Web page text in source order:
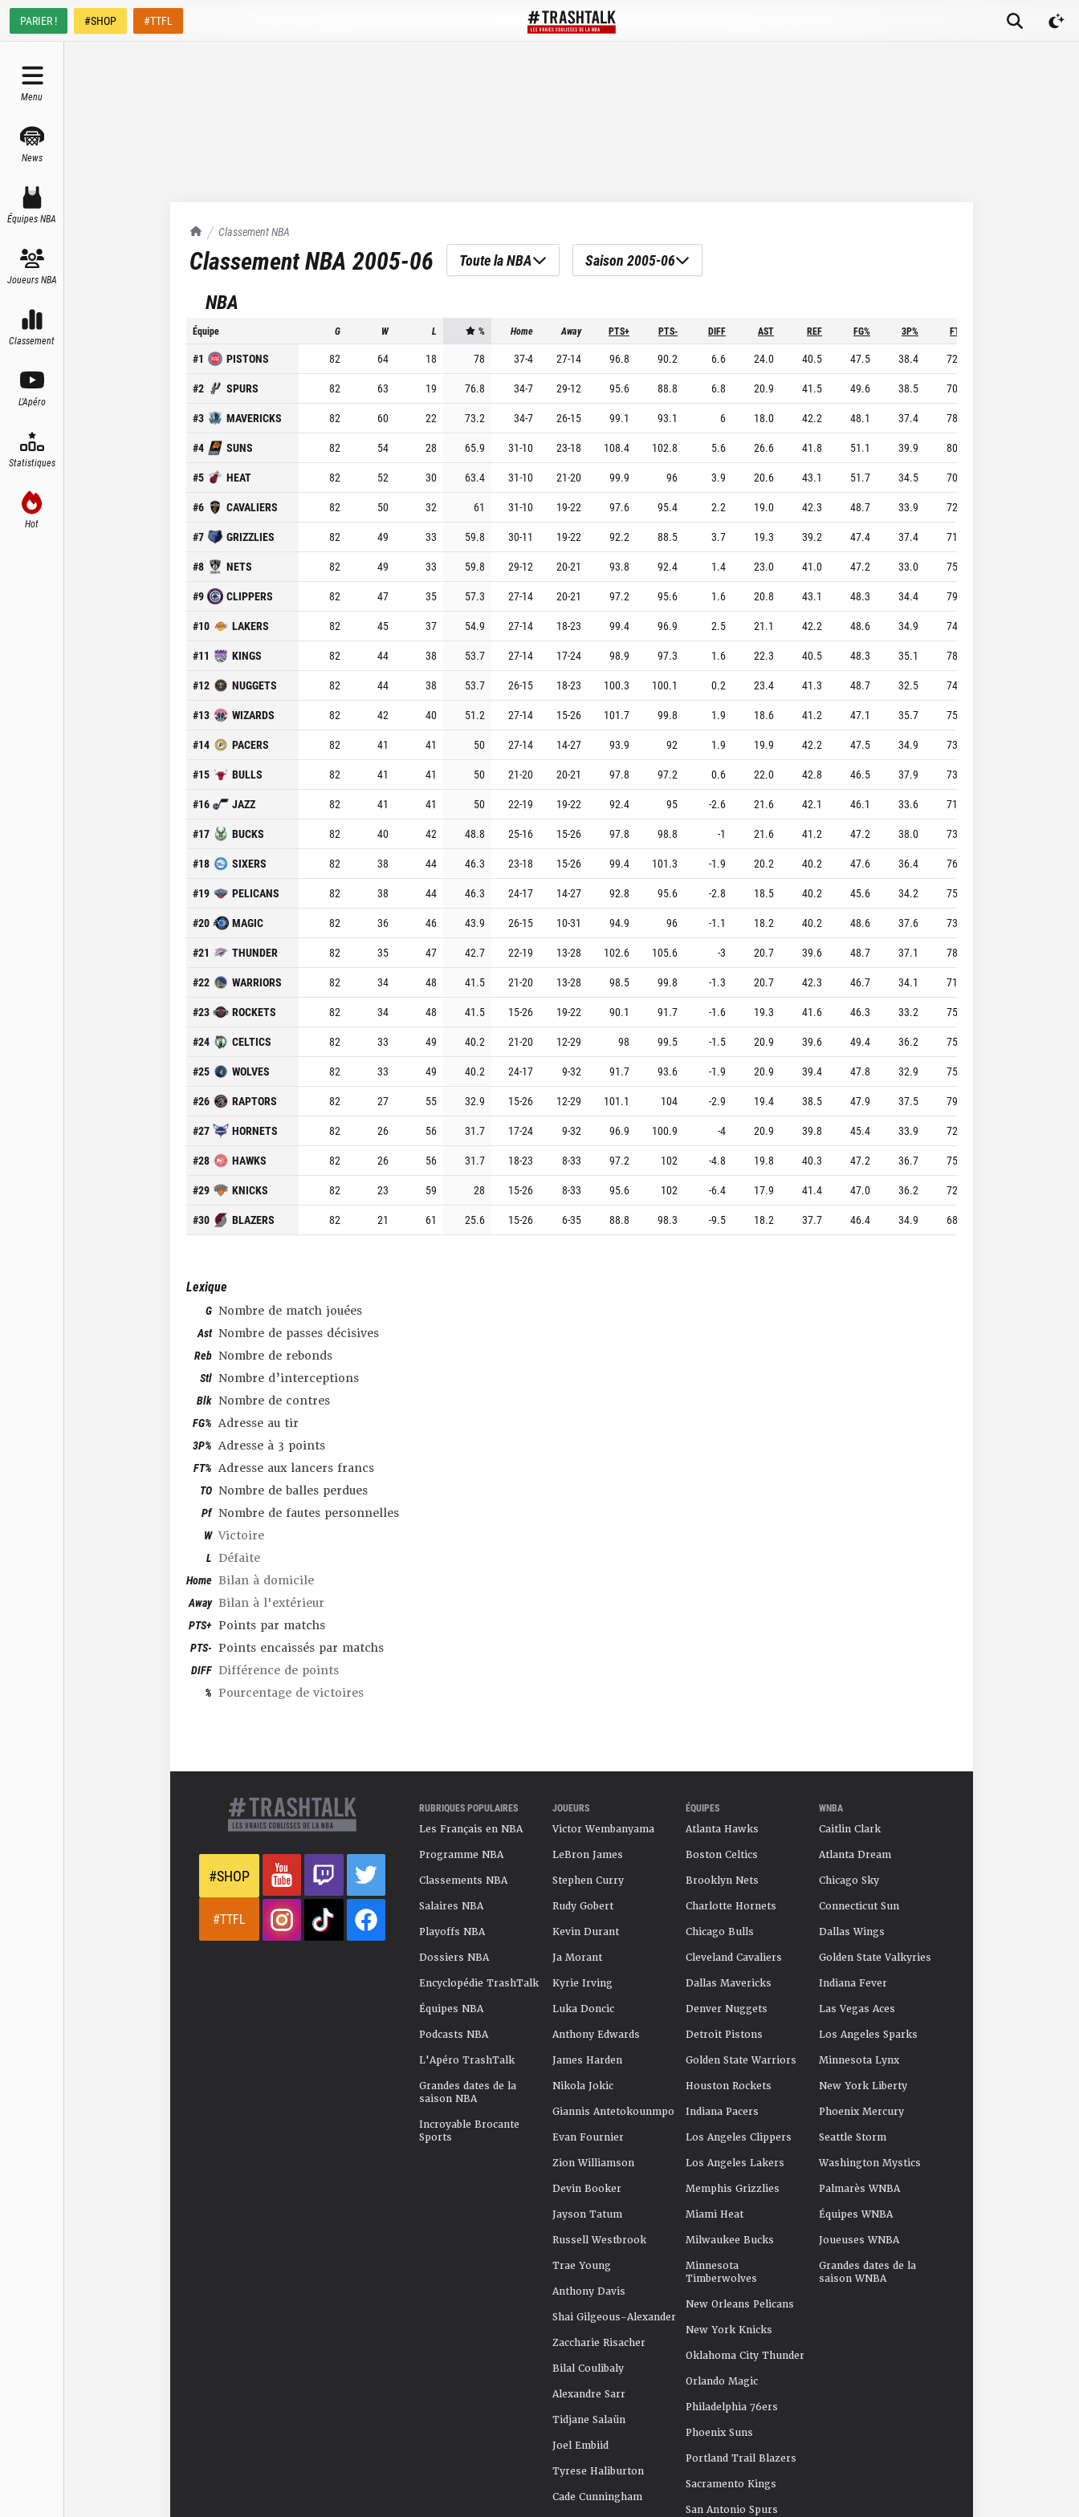
PARIER ! #SHOP #TTFL
Menu
News
Équipes NBA
Joueurs NBA
Classement
L'Apéro
Statistiques
Hot
TrashTalk Actu NBA
Classement NBA
Classement NBA 2005-06 Toute la NBA Saison 2005-06
NBA
Équipe G W L % Home Away PTS+ PTS- DIFF AST REF FG% 3P% FT%
#1 PISTONS 82 64 18 78 37-4 27-14 96.8 90.2 6.6 24.0 40.5 47.5 38.4 72.7
#2 SPURS 82 63 19 76.8 34-7 29-12 95.6 88.8 6.8 20.9 41.5 49.6 38.5 70.2
#3 MAVERICKS 82 60 22 73.2 34-7 26-15 99.1 93.1 6 18.0 42.2 48.1 37.4 78.3
#4 SUNS 82 54 28 65.9 31-10 23-18 108.4 102.8 5.6 26.6 41.8 51.1 39.9 80.6
#5 HEAT 82 52 30 63.4 31-10 21-20 99.9 96 3.9 20.6 43.1 51.7 34.5 70.0
#6 CAVALIERS 82 50 32 61 31-10 19-22 97.6 95.4 2.2 19.0 42.3 48.7 33.9 72.9
#7 GRIZZLIES 82 49 33 59.8 30-11 19-22 92.2 88.5 3.7 19.3 39.2 47.4 37.4 71.1
#8 NETS 82 49 33 59.8 29-12 20-21 93.8 92.4 1.4 23.0 41.0 47.2 33.0 75.8
#9 CLIPPERS 82 47 35 57.3 27-14 20-21 97.2 95.6 1.6 20.8 43.1 48.3 34.4 79.1
#10 LAKERS 82 45 37 54.9 27-14 18-23 99.4 96.9 2.5 21.1 42.2 48.6 34.9 74.5
#11 KINGS 82 44 38 53.7 27-14 17-24 98.9 97.3 1.6 22.3 40.5 48.3 35.1 78.4
#12 NUGGETS 82 44 38 53.7 26-15 18-23 100.3 100.1 0.2 23.4 41.3 48.7 32.5 74.4
#13 WIZARDS 82 42 40 51.2 27-14 15-26 101.7 99.8 1.9 18.6 41.2 47.1 35.7 75.7
#14 PACERS 82 41 41 50 27-14 14-27 93.9 92 1.9 19.9 42.2 47.5 34.9 73.7
#15 BULLS 82 41 41 50 21-20 20-21 97.8 97.2 0.6 22.0 42.8 46.5 37.9 73.8
#16 JAZZ 82 41 41 50 22-19 19-22 92.4 95 -2.6 21.6 42.1 46.1 33.6 71.9
#17 BUCKS 82 40 42 48.8 25-16 15-26 97.8 98.8 -1 21.6 41.2 47.2 38.0 73.8
#18 SIXERS 82 38 44 46.3 23-18 15-26 99.4 101.3 -1.9 20.2 40.2 47.6 36.4 76.0
#19 PELICANS 82 38 44 46.3 24-17 14-27 92.8 95.6 -2.8 18.5 40.2 45.6 34.2 75.8
#20 MAGIC 82 36 46 43.9 26-15 10-31 94.9 96 -1.1 18.2 40.2 48.6 37.6 73.0
#21 THUNDER 82 35 47 42.7 22-19 13-28 102.6 105.6 -3 20.7 39.6 48.7 37.1 78.5
#22 WARRIORS 82 34 48 41.5 21-20 13-28 98.5 99.8 -1.3 20.7 42.3 46.7 34.1 71.8
#23 ROCKETS 82 34 48 41.5 15-26 19-22 90.1 91.7 -1.6 19.3 41.6 46.3 33.2 75.9
#24 CELTICS 82 33 49 40.2 21-20 12-29 98 99.5 -1.5 20.9 39.6 49.4 36.2 75.5
#25 WOLVES 82 33 49 40.2 24-17 9-32 91.7 93.6 -1.9 20.9 39.4 47.8 32.9 75.8
#26 RAPTORS 82 27 55 32.9 15-26 12-29 101.1 104 -2.9 19.4 38.5 47.9 37.5 79.1
#27 HORNETS 82 26 56 31.7 17-24 9-32 96.9 100.9 -4 20.9 39.8 45.4 33.9 72.9
#28 HAWKS 82 26 56 31.7 18-23 8-33 97.2 102 -4.8 19.8 40.3 47.2 36.7 75.0
#29 KNICKS 82 23 59 28 15-26 8-33 95.6 102 -6.4 17.9 41.4 47.0 36.2 72.6
#30 BLAZERS 82 21 61 25.6 15-26 6-35 88.8 98.3 -9.5 18.2 37.7 46.4 34.9 68.9
Lexique
G Nombre de match jouées
Ast Nombre de passes décisives
Reb Nombre de rebonds
Stl Nombre d’interceptions
Blk Nombre de contres
FG% Adresse au tir
3P% Adresse à 3 points
FT% Adresse aux lancers francs
TO Nombre de balles perdues
Pf Nombre de fautes personnelles
W Victoire
L Défaite
Home Bilan à domicile
Away Bilan à l'extérieur
PTS+ Points par matchs
PTS- Points encaissés par matchs
DIFF Différence de points
% Pourcentage de victoires
#SHOP
#TTFL
RUBRIQUES POPULAIRES
Les Français en NBA
Programme NBA
Classements NBA
Salaires NBA
Playoffs NBA
Dossiers NBA
Encyclopédie TrashTalk
Équipes NBA
Podcasts NBA
L'Apéro TrashTalk
Grandes dates de la
saison NBA
Incroyable Brocante
Sports
JOUEURS
Victor Wembanyama
LeBron James
Stephen Curry
Rudy Gobert
Kevin Durant
Ja Morant
Kyrie Irving
Luka Doncic
Anthony Edwards
James Harden
Nikola Jokic
Giannis Antetokounmpo
Evan Fournier
Zion Williamson
Devin Booker
Jayson Tatum
Russell Westbrook
Trae Young
Anthony Davis
Shai Gilgeous-Alexander
Zaccharie Risacher
Bilal Coulibaly
Alexandre Sarr
Tidjane Salaün
Joel Embiid
Tyrese Haliburton
Cade Cunningham
ÉQUIPES
Atlanta Hawks
Boston Celtics
Brooklyn Nets
Charlotte Hornets
Chicago Bulls
Cleveland Cavaliers
Dallas Mavericks
Denver Nuggets
Detroit Pistons
Golden State Warriors
Houston Rockets
Indiana Pacers
Los Angeles Clippers
Los Angeles Lakers
Memphis Grizzlies
Miami Heat
Milwaukee Bucks
Minnesota
Timberwolves
New Orleans Pelicans
New York Knicks
Oklahoma City Thunder
Orlando Magic
Philadelphia 76ers
Phoenix Suns
Portland Trail Blazers
Sacramento Kings
San Antonio Spurs
WNBA
Caitlin Clark
Atlanta Dream
Chicago Sky
Connecticut Sun
Dallas Wings
Golden State Valkyries
Indiana Fever
Las Vegas Aces
Los Angeles Sparks
Minnesota Lynx
New York Liberty
Phoenix Mercury
Seattle Storm
Washington Mystics
Palmarès WNBA
Équipes WNBA
Joueuses WNBA
Grandes dates de la
saison WNBA